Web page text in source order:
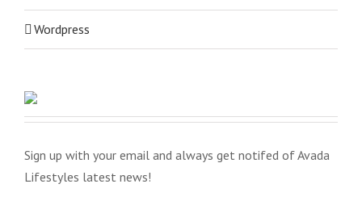
Wordpress
Sign up with your email and always get notifed of Avada
Lifestyles latest news!